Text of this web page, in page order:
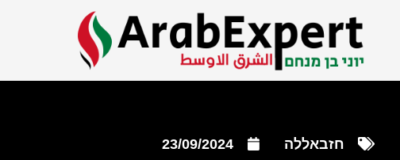
חזבאללה 23/09/2024